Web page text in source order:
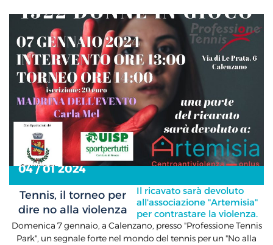
Tennis, il torneo per
dire no alla violenza
Il ricavato sarà devoluto
all'associazione "Artemisia"
per contrastare la violenza.
04 / 01 2024
Domenica 7 gennaio, a Calenzano, presso "Professione Tennis
Park", un segnale forte nel mondo del tennis per un "No alla